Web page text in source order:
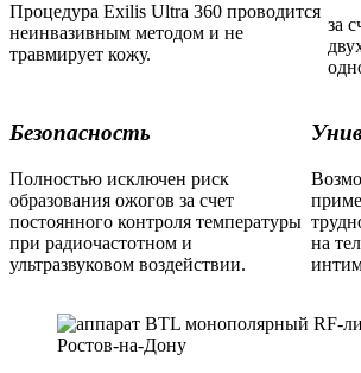
Процедура Exilis Ultra 360 проводится
неинвазивным методом и не
травмирует кожу.
за
Безопасность
Полностью исключен риск
образования ожогов за счет
постоянного контроля температуры
при радиочастотном и
ультразвуковом воздействии.
на